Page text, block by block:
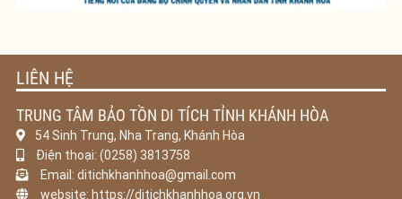
LIÊN HỆ
TRUNG TÂM BẢO TỒN DI TÍCH TỈNH KHÁNH HÒA
54 Sinh Trung, Nha Trang, Khánh Hòa
Điện thoại: (0258) 3813758
Email: ditichkhanhhoa@gmail.com
website: https://ditichkhanhhoa.org.vn